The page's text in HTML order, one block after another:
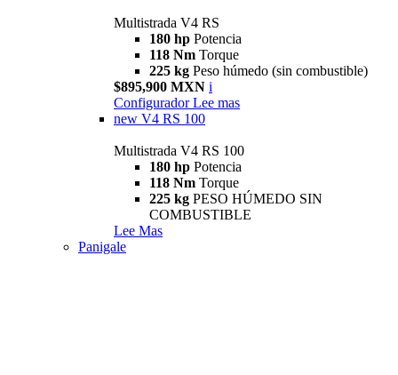
Multistrada V4 RS
180 hp Potencia
118 Nm Torque
225 kg Peso húmedo (sin combustible)
$895,900 MXN i
Configurador Lee mas
new V4 RS 100
Multistrada V4 RS 100
180 hp Potencia
118 Nm Torque
225 kg PESO HÚMEDO SIN
COMBUSTIBLE
Lee Mas
Panigale